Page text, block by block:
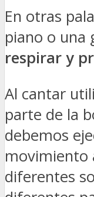
En otras
piano o una
respirar y
Al cantar
parte de la
debemos
movimiento
diferentes